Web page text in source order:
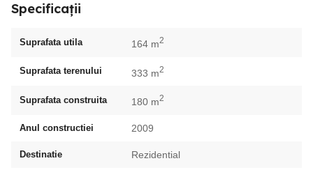
Specificații
Suprafata utila 164 m2
Suprafata terenului 333 m2
Suprafata construita 180 m2
Anul constructiei 2009
Destinatie Rezidential